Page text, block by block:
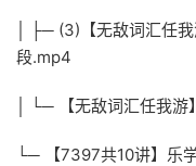
│ ├─ (3)【无敌词汇任
段.mp4
│ └─ 【无敌词汇任我
└─ 【7397共10讲】乐